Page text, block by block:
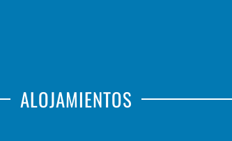
ALOJAMIENTOS